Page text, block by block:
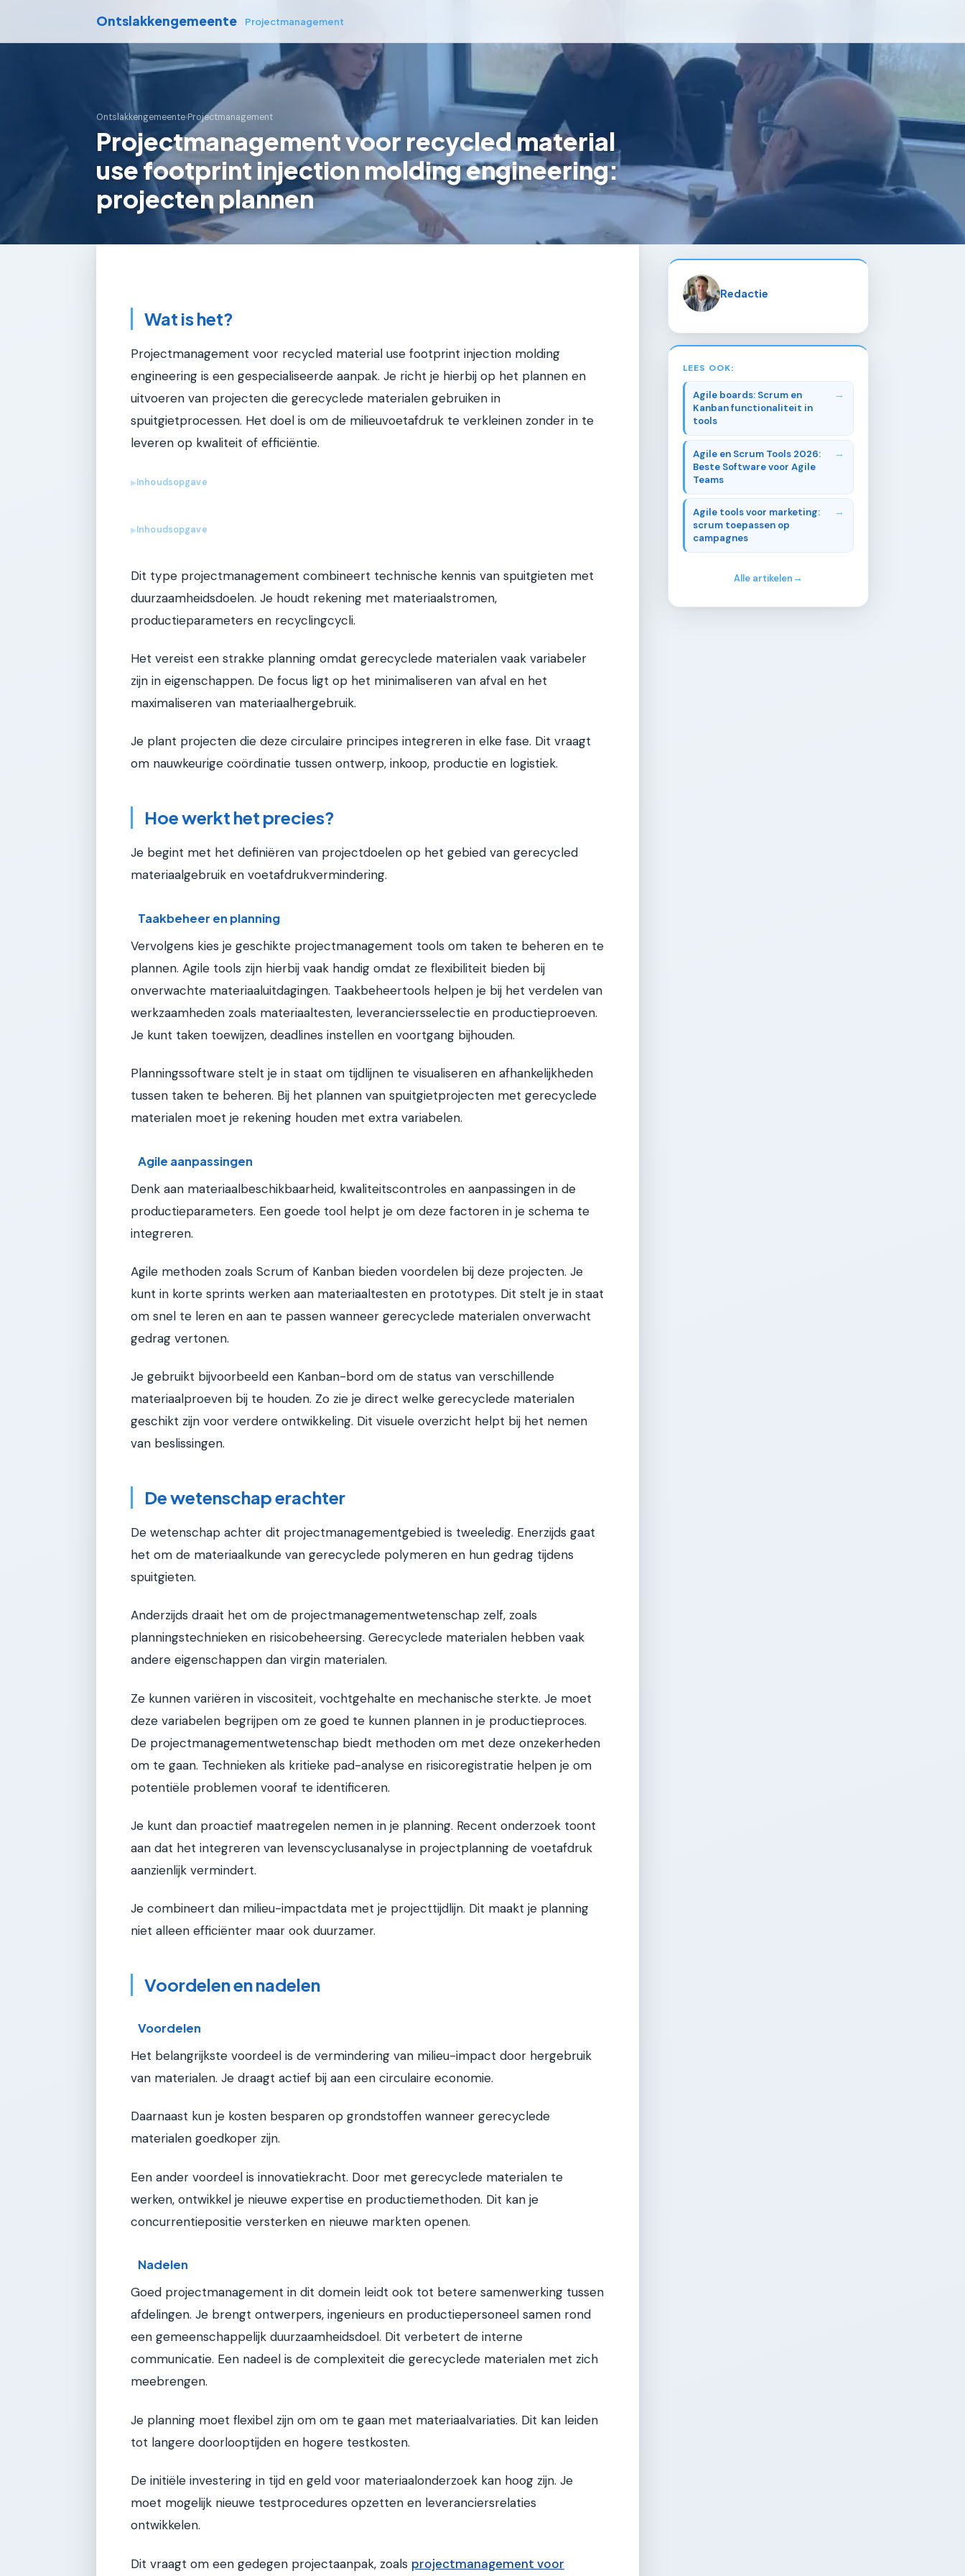
Ontslakkengemeente Projectmanagement
Ontslakkengemeente›Projectmanagement
Projectmanagement voor recycled material
use footprint injection molding engineering:
projecten plannen
Wat is het?
Projectmanagement voor recycled material use footprint injection molding
engineering is een gespecialiseerde aanpak. Je richt je hierbij op het plannen en
uitvoeren van projecten die gerecyclede materialen gebruiken in
spuitgietprocessen. Het doel is om de milieuvoetafdruk te verkleinen zonder in te
leveren op kwaliteit of efficiëntie.
▶Inhoudsopgave
▶Inhoudsopgave
Dit type projectmanagement combineert technische kennis van spuitgieten met
duurzaamheidsdoelen. Je houdt rekening met materiaalstromen,
productieparameters en recyclingcycli.
Het vereist een strakke planning omdat gerecyclede materialen vaak variabeler
zijn in eigenschappen. De focus ligt op het minimaliseren van afval en het
maximaliseren van materiaalhergebruik.
Je plant projecten die deze circulaire principes integreren in elke fase. Dit vraagt
om nauwkeurige coördinatie tussen ontwerp, inkoop, productie en logistiek.
Hoe werkt het precies?
Je begint met het definiëren van projectdoelen op het gebied van gerecycled
materiaalgebruik en voetafdrukvermindering.
Taakbeheer en planning
Vervolgens kies je geschikte projectmanagement tools om taken te beheren en te
plannen. Agile tools zijn hierbij vaak handig omdat ze flexibiliteit bieden bij
onverwachte materiaaluitdagingen. Taakbeheertools helpen je bij het verdelen van
werkzaamheden zoals materiaaltesten, leveranciersselectie en productieproeven.
Je kunt taken toewijzen, deadlines instellen en voortgang bijhouden.
Planningssoftware stelt je in staat om tijdlijnen te visualiseren en afhankelijkheden
tussen taken te beheren. Bij het plannen van spuitgietprojecten met gerecyclede
materialen moet je rekening houden met extra variabelen.
Agile aanpassingen
Denk aan materiaalbeschikbaarheid, kwaliteitscontroles en aanpassingen in de
productieparameters. Een goede tool helpt je om deze factoren in je schema te
integreren.
Agile methoden zoals Scrum of Kanban bieden voordelen bij deze projecten. Je
kunt in korte sprints werken aan materiaaltesten en prototypes. Dit stelt je in staat
om snel te leren en aan te passen wanneer gerecyclede materialen onverwacht
gedrag vertonen.
Je gebruikt bijvoorbeeld een Kanban-bord om de status van verschillende
materiaalproeven bij te houden. Zo zie je direct welke gerecyclede materialen
geschikt zijn voor verdere ontwikkeling. Dit visuele overzicht helpt bij het nemen
van beslissingen.
De wetenschap erachter
De wetenschap achter dit projectmanagementgebied is tweeledig. Enerzijds gaat
het om de materiaalkunde van gerecyclede polymeren en hun gedrag tijdens
spuitgieten.
Anderzijds draait het om de projectmanagementwetenschap zelf, zoals
planningstechnieken en risicobeheersing. Gerecyclede materialen hebben vaak
andere eigenschappen dan virgin materialen.
Ze kunnen variëren in viscositeit, vochtgehalte en mechanische sterkte. Je moet
deze variabelen begrijpen om ze goed te kunnen plannen in je productieproces.
De projectmanagementwetenschap biedt methoden om met deze onzekerheden
om te gaan. Technieken als kritieke pad-analyse en risicoregistratie helpen je om
potentiële problemen vooraf te identificeren.
Je kunt dan proactief maatregelen nemen in je planning. Recent onderzoek toont
aan dat het integreren van levenscyclusanalyse in projectplanning de voetafdruk
aanzienlijk vermindert.
Je combineert dan milieu-impactdata met je projecttijdlijn. Dit maakt je planning
niet alleen efficiënter maar ook duurzamer.
Voordelen en nadelen
Voordelen
Het belangrijkste voordeel is de vermindering van milieu-impact door hergebruik
van materialen. Je draagt actief bij aan een circulaire economie.
Daarnaast kun je kosten besparen op grondstoffen wanneer gerecyclede
materialen goedkoper zijn.
Een ander voordeel is innovatiekracht. Door met gerecyclede materialen te
werken, ontwikkel je nieuwe expertise en productiemethoden. Dit kan je
concurrentiepositie versterken en nieuwe markten openen.
Nadelen
Goed projectmanagement in dit domein leidt ook tot betere samenwerking tussen
afdelingen. Je brengt ontwerpers, ingenieurs en productiepersoneel samen rond
een gemeenschappelijk duurzaamheidsdoel. Dit verbetert de interne
communicatie. Een nadeel is de complexiteit die gerecyclede materialen met zich
meebrengen.
Je planning moet flexibel zijn om om te gaan met materiaalvariaties. Dit kan leiden
tot langere doorlooptijden en hogere testkosten.
De initiële investering in tijd en geld voor materiaalonderzoek kan hoog zijn. Je
moet mogelijk nieuwe testprocedures opzetten en leveranciersrelaties
ontwikkelen.
Dit vraagt om een gedegen projectaanpak, zoals projectmanagement voor
Redactie
LEES OOK:
Agile boards: Scrum en
Kanban functionaliteit in
tools
Agile en Scrum Tools 2026:
Beste Software voor Agile
Teams
Agile tools voor marketing:
scrum toepassen op
campagnes
Alle artikelen